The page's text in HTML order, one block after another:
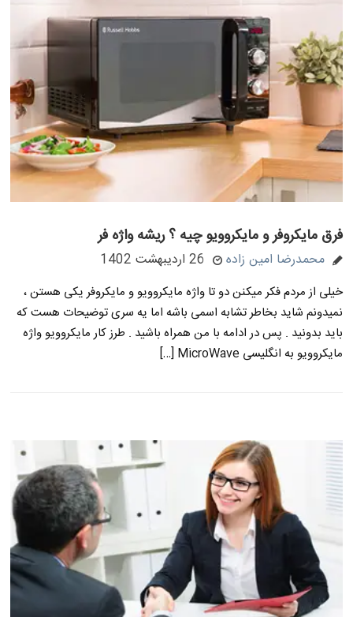
فرق مایکروفر و مایکروویو چیه ؟ ریشه واژه فر
محمدرضا امین زاده 26 اردیبهشت 1402
خیلی از مردم فکر میکنن دو تا واژه مایکروویو و مایکروفر یکی هستن ،
نمیدونم شاید بخاطر تشابه اسمی باشه اما یه سری توضیحات هست که
باید بدونید . پس در ادامه با من همراه باشید . طرز کار مایکروویو واژه
مایکروویو به انگلیسی MicroWave […]